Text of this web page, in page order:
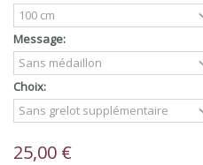
Message:
Choix:
25,00 €